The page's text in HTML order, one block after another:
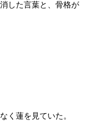
した言葉と、骨格が
く蓮を見ていた。